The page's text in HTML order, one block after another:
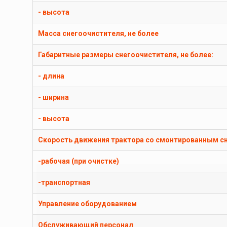
- высота
Масса снегоочистителя, не более
Габаритные размеры снегоочистителя, не более:
- длина
- ширина
- высота
Скорость движения трактора со смонтированным
-рабочая (при очистке)
-транспортная
Управление оборудованием
Обслуживающий персонал